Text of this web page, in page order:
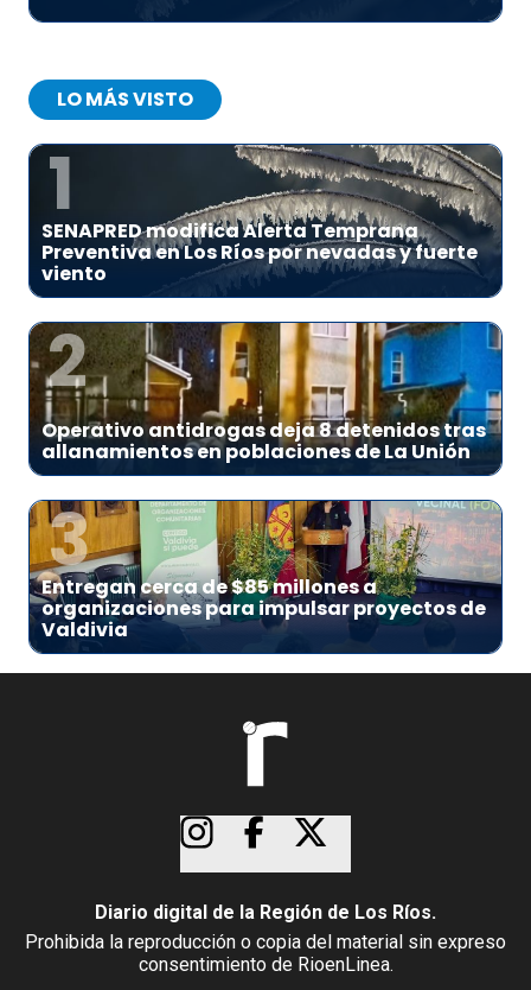
LO MÁS VISTO
1
SENAPRED modifica Alerta Temprana
Preventiva en Los Ríos por nevadas y fuerte
viento
2
Operativo antidrogas deja 8 detenidos tras
allanamientos en poblaciones de La Unión
3
Entregan cerca de $85 millones a
organizaciones para impulsar proyectos de
Valdivia
Diario digital de la Región de Los Ríos.
Prohibida la reproducción o copia del material sin expreso
consentimiento de RioenLinea.